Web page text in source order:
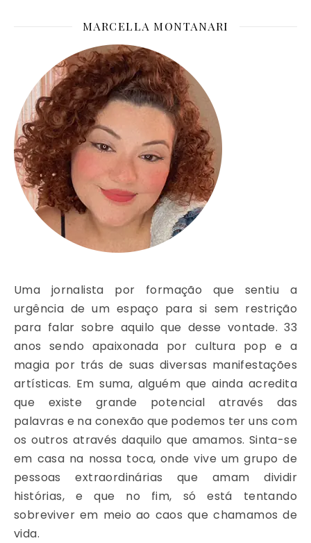
MARCELLA MONTANARI
Uma jornalista por formação que sentiu a
urgência de um espaço para si sem restrição
para falar sobre aquilo que desse vontade. 33
anos sendo apaixonada por cultura pop e a
magia por trás de suas diversas manifestações
artísticas. Em suma, alguém que ainda acredita
que existe grande potencial através das
palavras e na conexão que podemos ter uns com
os outros através daquilo que amamos. Sinta-se
em casa na nossa toca, onde vive um grupo de
pessoas extraordinárias que amam dividir
histórias, e que no fim, só está tentando
sobreviver em meio ao caos que chamamos de
vida.